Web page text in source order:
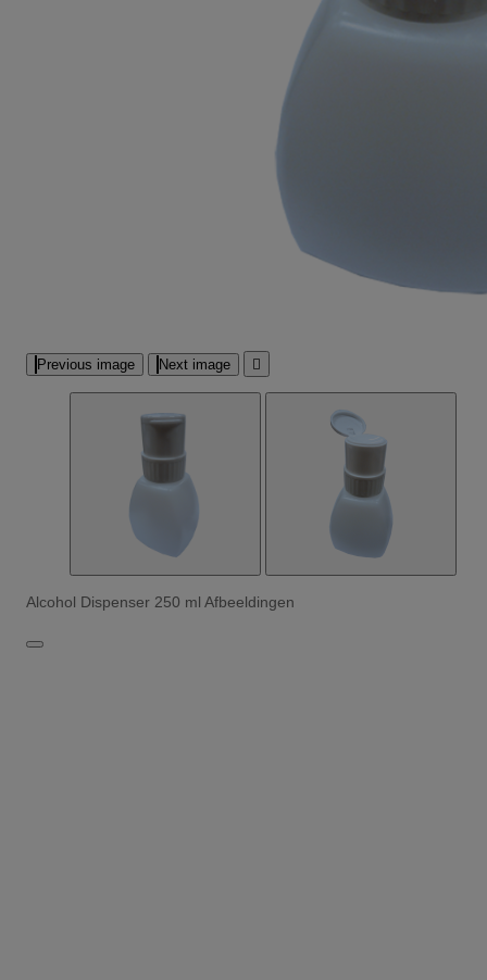
Previous image Next image 
Alcohol Dispenser 250 ml Afbeeldingen